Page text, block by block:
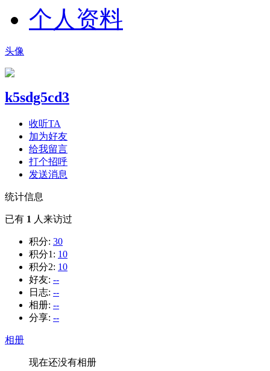
个人资料
头像
k5sdg5cd3
收听TA
加为好友
给我留言
打个招呼
发送消息
统计信息
已有 1 人来访过
积分: 30
积分1: 10
积分2: 10
好友: --
日志: --
相册: --
分享: --
相册
现在还没有相册